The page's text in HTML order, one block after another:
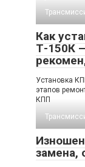
Как
Т-150К
Установка
этапов
КПП
замена,